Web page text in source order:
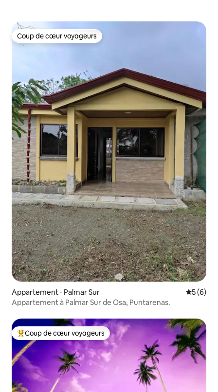
Coup de cœur voyageurs
Coup de cœur voyageurs
Appartement ⋅ Palmar Sur
5 (6)
Appartement à Palmar Sur de Osa, Puntarenas.
Coups de cœur voyageurs les plus appréciés
Coup de cœur voyageurs